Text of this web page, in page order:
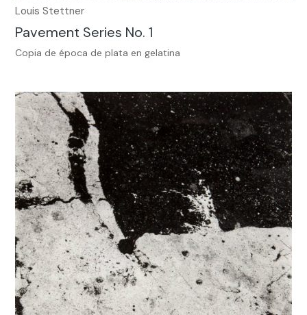
Louis Stettner
Pavement Series No. 1
Copia de época de plata en gelatina